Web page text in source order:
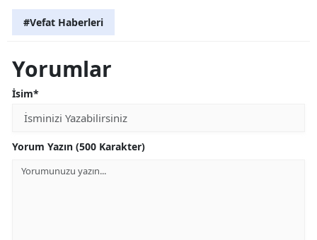
#Vefat Haberleri
Yorumlar
İsim*
Yorum Yazın (500 Karakter)